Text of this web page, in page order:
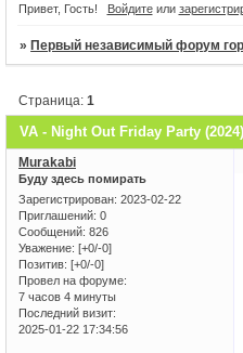
Привет, Гость! Войдитеили
»Первый независимый форум
VA - Night Out Friday Party (2024)
Страница:1
Murakabi
Буду здесь помирать
Зарегистрирован: 2023-02-22
Приглашений: 0
Сообщений: 826
Уважение: [+0/-0]
Позитив: [+0/-0]
Провел на форуме:
7 часов 4 минуты
Последний визит:
2025-01-22 17:34:56